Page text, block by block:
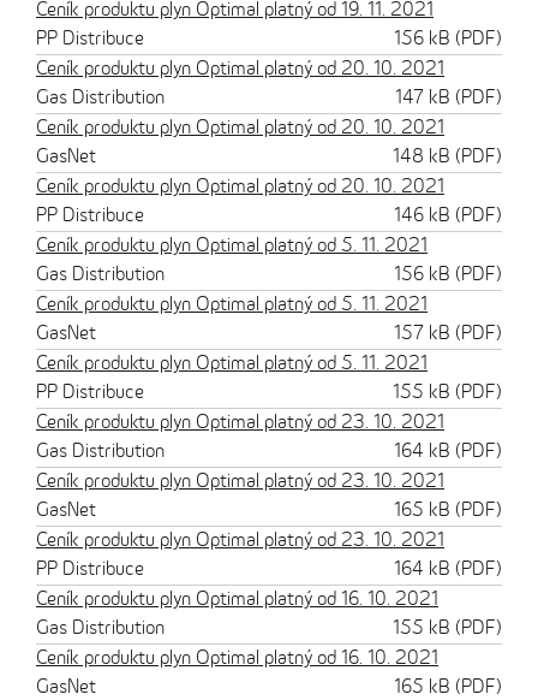
Ceník produktu plyn Optimal platný od 19. 11. 2021
PP Distribuce
156 kB (PDF)
Ceník produktu plyn Optimal platný od 20. 10. 2021
Gas Distribution
147 kB (PDF)
Ceník produktu plyn Optimal platný od 20. 10. 2021
GasNet
148 kB (PDF)
Ceník produktu plyn Optimal platný od 20. 10. 2021
PP Distribuce
146 kB (PDF)
Ceník produktu plyn Optimal platný od 5. 11. 2021
Gas Distribution
156 kB (PDF)
Ceník produktu plyn Optimal platný od 5. 11. 2021
GasNet
157 kB (PDF)
Ceník produktu plyn Optimal platný od 5. 11. 2021
PP Distribuce
155 kB (PDF)
Ceník produktu plyn Optimal platný od 23. 10. 2021
Gas Distribution
164 kB (PDF)
Ceník produktu plyn Optimal platný od 23. 10. 2021
GasNet
165 kB (PDF)
Ceník produktu plyn Optimal platný od 23. 10. 2021
PP Distribuce
164 kB (PDF)
Ceník produktu plyn Optimal platný od 16. 10. 2021
Gas Distribution
155 kB (PDF)
Ceník produktu plyn Optimal platný od 16. 10. 2021
GasNet
165 kB (PDF)